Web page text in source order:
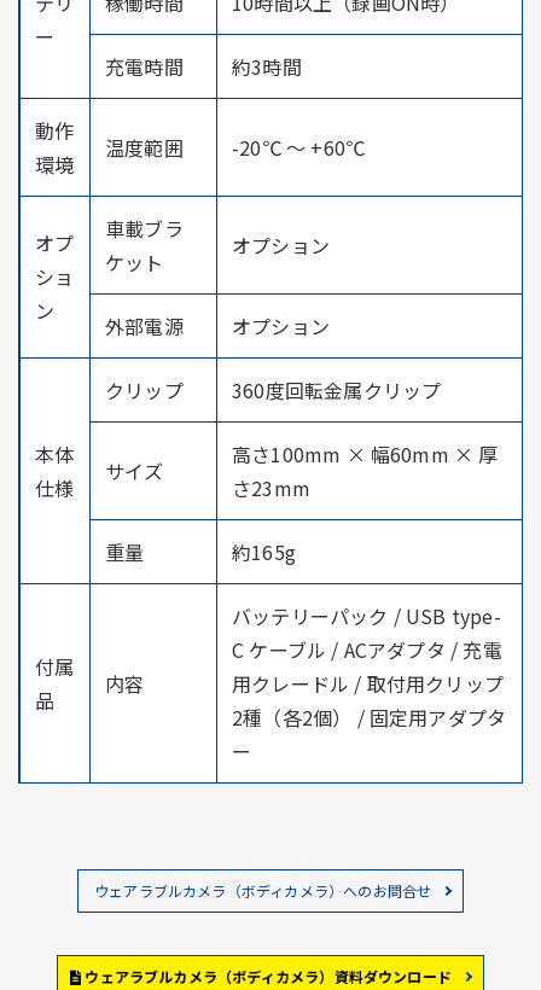
ー
充電時間 約3時間
動作
環境
温度範囲 -20℃ ～ +60℃
オプ
ショ
ン
車載ブラ
ケット
オプション
外部電源 オプション
本体
仕様
クリップ 360度回転金属クリップ
サイズ
高さ100mm × 幅60mm × 厚
さ23mm
重量 約165g
付属
品
内容
バッテリーパック / USB type-
C ケーブル / ACアダプタ / 充電
用クレードル / 取付用クリップ
2種（各2個） / 固定用アダプタ
ー
ウェアラブルカメラ（ボディカメラ）へのお問合せ
ウェアラブルカメラ（ボディカメラ）資料ダウンロード